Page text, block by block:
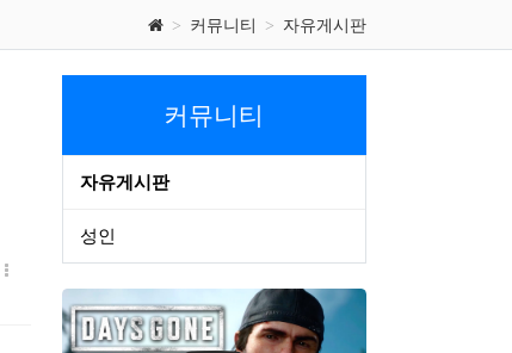
커뮤니티 자유게시판
커뮤니티
자유게시판
성인